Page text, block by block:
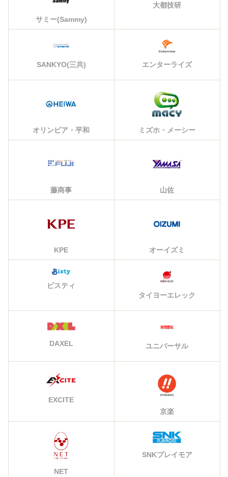
サミー(Sammy)
大都技研
SANKYO(三共) エンターライズ
オリンピア・平和 ミズホ・メーシー
藤商事 山佐
KPE オーイズミ
ビスティ
タイヨーエレック
DAXEL ユニバーサル
EXCITE
京楽
NET
SNKプレイモア